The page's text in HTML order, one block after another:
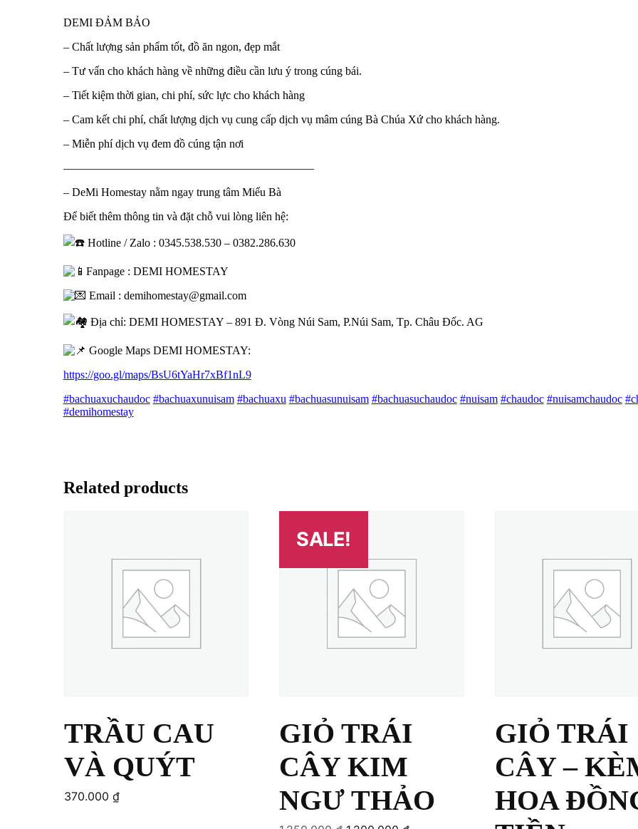
DEMI ĐẢM BẢO
– Chất lượng sản phẩm tốt, đồ ăn ngon, đẹp mắt
– Tư vấn cho khách hàng về những điều cần lưu ý trong cúng bái.
– Tiết kiệm thời gian, chi phí, sức lực cho khách hàng
– Cam kết chi phí, chất lượng dịch vụ cung cấp dịch vụ mâm cúng Bà Chúa Xứ cho khách hàng.
– Miễn phí dịch vụ đem đồ cúng tận nơi
——————————————————————
– DeMi Homestay nằm ngay trung tâm Miếu Bà
Để biết thêm thông tin và đặt chỗ vui lòng liên hệ:
Hotline / Zalo : 0345.538.530 – 0382.286.630
Fanpage : DEMI HOMESTAY
Email : demihomestay@gmail.com
Địa chỉ: DEMI HOMESTAY – 891 Đ. Vòng Núi Sam, P.Núi Sam, Tp. Châu Đốc. AG
Google Maps DEMI HOMESTAY:
https://goo.gl/maps/BsU6tYaHr7xBf1nL9
#bachuaxuchaudoc #bachuaxunuisam #bachuaxu #bachuasunuisam #bachuasuchaudoc #nuisam #chaudoc #nuisamchaudoc
#demihomestay
Related products
TRẦU CAU
VÀ QUÝT
370.000 ₫
SALE!
GIỎ TRÁI
CÂY KIM
NGƯ THẢO
GIỎ TRÁI
CÂY –
HOA